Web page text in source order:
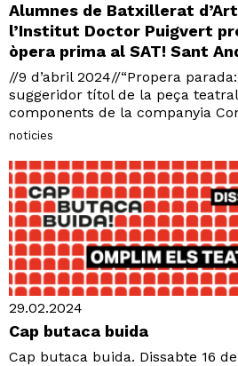
Alumnes de Batxillerat
l’Institut Doctor Puigvert
òpera prima al SAT! Sant
//9 d’abril 2024//“Propera
suggeridor títol de la peça
components de la companyia
noticies
29.02.2024
Cap butaca buida
Cap butaca buida. Dissabte 16